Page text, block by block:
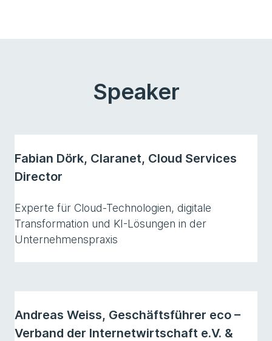
Speaker
Fabian Dörk, Claranet, Cloud Services
Director
Experte für Cloud-Technologien, digitale
Transformation und KI-Lösungen in der
Unternehmenspraxis
Andreas Weiss, Geschäftsführer eco –
Verband der Internetwirtschaft e.V. &